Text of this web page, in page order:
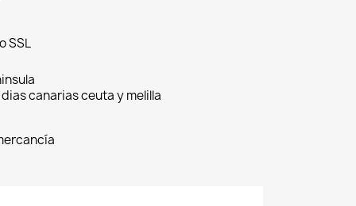
SSL
canarias ceuta y melilla